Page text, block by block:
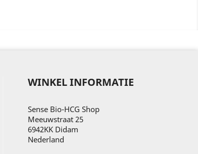
WINKEL INFORMATIE
Sense Bio-HCG Shop
Meeuwstraat 25
6942KK Didam
Nederland